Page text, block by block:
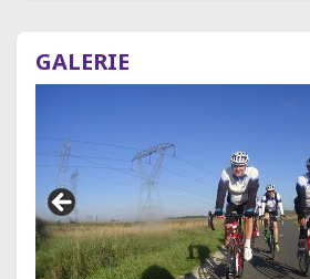
GALERIE